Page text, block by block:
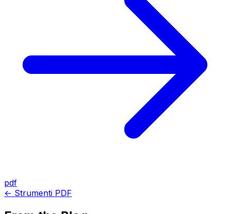
pdf
← Strumenti PDF